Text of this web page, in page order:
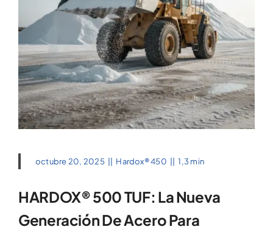
octubre 20, 2025 Hardox® 450 1,3 min
HARDOX® 500 TUF: La Nueva
Generación De Acero Para